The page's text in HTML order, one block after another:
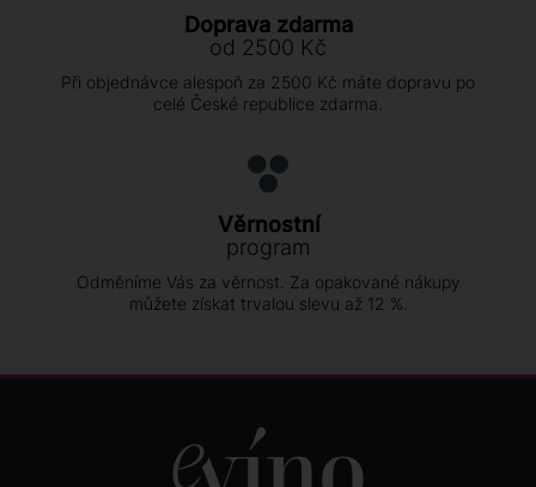
Doprava zdarma
od 2500 Kč
Při objednávce alespoň za 2500 Kč máte dopravu po
celé České republice zdarma.
Věrnostní
program
Odměníme Vás za věrnost. Za opakované nákupy
můžete získat trvalou slevu až 12 %.